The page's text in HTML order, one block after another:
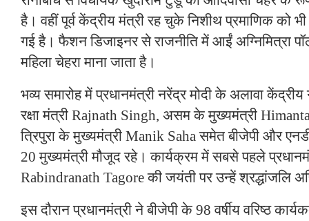
है। वहीं पूर्व केंद्रीय मंत्री रह चुके निशीथ प्रमाणिक को भी
गई है। फैशन डिजाइनर से राजनीति में आईं अग्निमित्रा
महिला चेहरा माना जाता है।
भव्य समारोह में प्रधानमंत्री नरेंद्र मोदी के अलावा
रक्षा मंत्री Rajnath Singh, असम के मुख्यमंत्री
त्रिपुरा के मुख्यमंत्री Manik Saha समेत बीजेपी और
20 मुख्यमंत्री मौजूद रहे। कार्यक्रम में सबसे पहले
Rabindranath Tagore की जयंती पर उन्हें श्रद्धांजलि
इस दौरान प्रधानमंत्री ने बीजेपी के 98 वर्षीय वरिष्ठ